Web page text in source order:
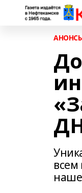
всем